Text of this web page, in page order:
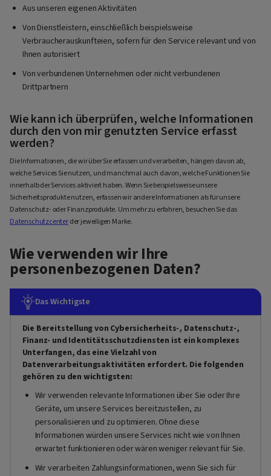
Aus unseren eigenen Aktivitäten
Von Dienstleistern, einschließlich beispielsweise
Verbraucherauskunfteien, sofern für den Service relevant und von
Ihnen autorisiert
Von verbundenen Unternehmen oder nicht verbundenen
Drittpartnern
Wie kann ich überprüfen, welche Informationen
durch den von mir genutzten Service erfasst
werden?
Die Informationen, die wir über Sie erfassen und verarbeiten, hängen davon ab,
welche Services Sie nutzen, und manchmal auch davon, welche Funktionen Sie
innerhalb der Services aktiviert haben. Wenn Sie beispielsweise unsere
Sicherheitsprodukte nutzen, erfassen wir andere Informationen als für unsere
Datenschutz- oder Finanzprodukte. Um mehr zu erfahren, besuchen Sie das
Datenschutzcenterder jeweiligen Marke.
Wie verwenden wir Ihre
personenbezogenen Daten?
Das Wichtigste
Die Bereitstellung von Cybersicherheits-, Datenschutz-,
Finanz- und Identitätsschutzdiensten ist ein komplexes
Unterfangen, das eine Vielzahl von
Datenverarbeitungsaktivitäten erfordert. Die folgenden
gehören zu den wichtigsten:
Wir verwenden relevante Informationen über Sie oder Ihre
Geräte, um unsere Services bereitzustellen, zu
personalisieren und zu optimieren. Ohne diese
Informationen würden unsere Services nicht wie von Ihnen
erwartet funktionieren oder wären weniger relevant für Sie.
Wir verarbeiten Zahlungsinformationen, wenn Sie sich für